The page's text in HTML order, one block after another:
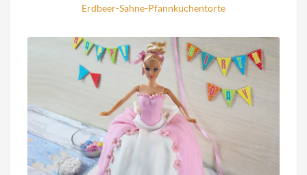
Erdbeer-Sahne-Pfannkuchentorte